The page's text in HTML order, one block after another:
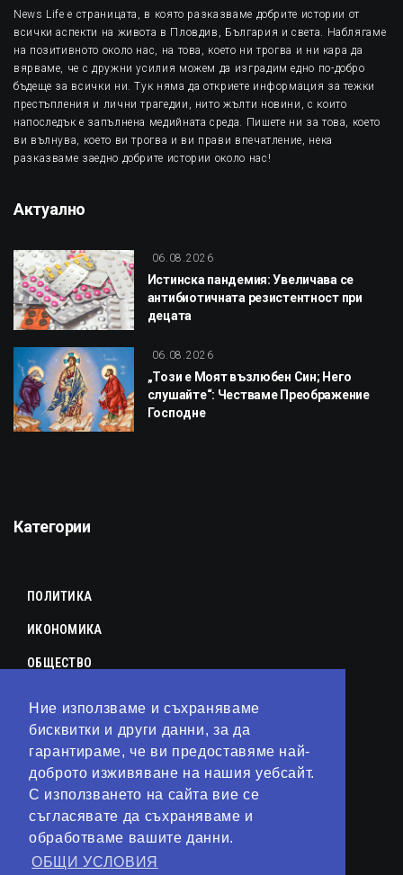
Ние използваме и съхраняваме
бисквитки и други данни, за да
гарантираме, че ви предоставяме най-
доброто изживяване на нашия уебсайт.
С използването на сайта вие се
съгласявате да съхраняваме и
обработваме вашите данни.
ОБЩИ УСЛОВИЯ
News Life е страницата, в която разказваме добрите истории от
всички аспекти на живота в Пловдив, България и света. Наблягаме
на позитивното около нас, на това, което ни трогва и ни кара да
вярваме, че с дружни усилия можем да изградим едно по-добро
бъдеще за всички ни. Тук няма да откриете информация за тежки
престъпления и лични трагедии, нито жълти новини, с които
напоследък е запълнена медийната среда. Пишете ни за това, което
ви вълнува, което ви трогва и ви прави впечатление, нека
разказваме заедно добрите истории около нас!
Актуално
06.08.2026
Истинска пандемия: Увеличава се
антибиотичната резистентност при
децата
06.08.2026
„Този е Моят възлюбен Син; Него
слушайте“: Честваме Преображение
Господне
Категории
ПОЛИТИКА
ИКОНОМИКА
ОБЩЕСТВО
КУЛТУРА
ЛАЙФСТАЙЛ
ТЕХНОЛОГИИ
АНАЛИЗИ
СВЯТ